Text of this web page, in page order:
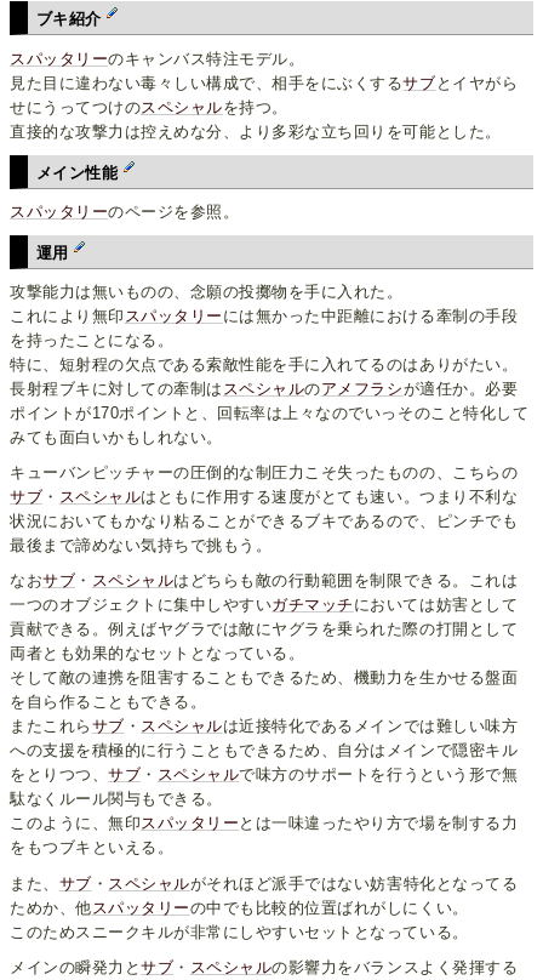
ブキ紹介
スパッタリーのキャンバス特注モデル。
見た目に違わない毒々しい構成で、相手をにぶくするサブ とイヤがら
せにうってつけのスペシャルを持つ。
直接的な攻撃力は控えめな分、より多彩な立ち回りを可能とした。
メイン性能
スパッタリーのページを参照。
運用
攻撃能力は無いものの、念願の投擲物を手に入れた。
これにより無印 スパッタリー には無かった中距離における牽制の手段
を持ったことになる。
特に、短射程の欠点である索敵性能を手に入れてるのはありがたい。
長射程ブキに対しての牽制は スペシャルのアメフラシが適任か。必要
ポイントが170ポイントと、回転率は上々なのでいっそのこと特化して
みても面白いかもしれない。
キューバンピッチャーの圧倒的な制圧力こそ失ったものの、こちらの
サブ ・ スペシャルはともに作用する速度がとても速い。つまり不利な
状況においてもかなり粘ることができるブキであるので、ピンチでも
最後まで諦めない気持ちで挑もう。
なおサブ ・ スペシャルはどちらも敵の行動範囲を制限できる。これは
一つのオブジェクトに集中しやすいガチマッチ においては妨害として
貢献できる。例えばヤグラでは敵にヤグラを乗られた際の打開として
両者とも効果的なセットとなっている。
そして敵の連携を阻害することもできるため、機動力を生かせる盤面
を自ら作ることもできる。
またこれら サブ ・ スペシャルは近接特化であるメインでは難しい味方
への支援を積極的に行うこともできるため、自分はメインで隠密キル
をとりつつ、サブ ・ スペシャルで味方のサポートを行うという形で無
駄なくルール関与もできる。
このように、無印スパッタリー とは一味違ったやり方で場を制する力
をもつブキといえる。
また、 サブ ・ スペシャルがそれほど派手ではない妨害特化となってる
ためか、他 スパッタリーの中でも比較的位置ばれがしにくい。
このためスニークキルが非常にしやすいセットとなっている。
メインの瞬発力とサブ ・ スペシャルの影響力をバランスよく発揮する